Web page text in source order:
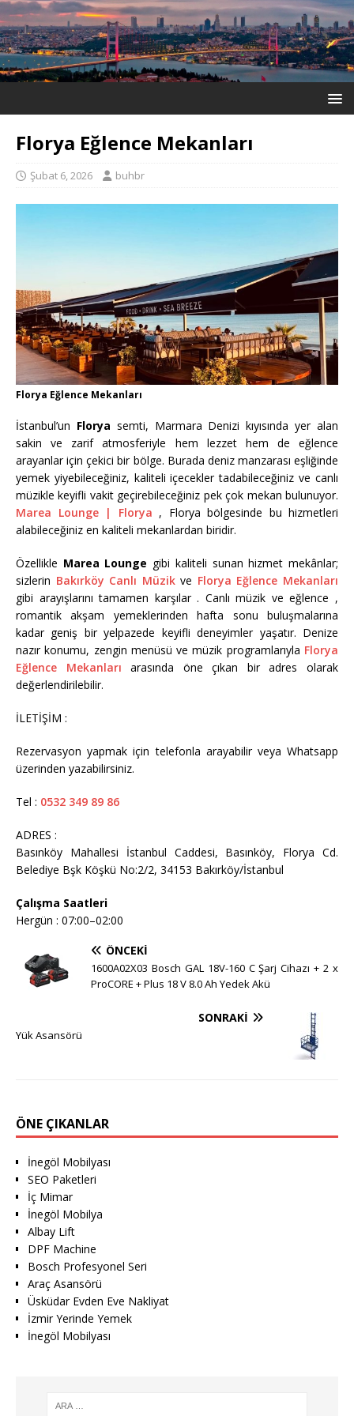
Florya Eğlence Mekanları
Şubat 6, 2026 buhbr
Florya Eğlence Mekanları
İstanbul’un Florya semti, Marmara Denizi kıyısında yer alan
sakin ve zarif atmosferiyle hem lezzet hem de eğlence
arayanlar için çekici bir bölge. Burada deniz manzarası eşliğinde
yemek yiyebileceğiniz, kaliteli içecekler tadabileceğiniz ve canlı
müzikle keyifli vakit geçirebileceğiniz pek çok mekan bulunuyor.
Marea Lounge | Florya , Florya bölgesinde bu hizmetleri
alabileceğiniz en kaliteli mekanlardan biridir.
Özellikle Marea Lounge gibi kaliteli sunan hizmet mekânlar;
sizlerin Bakırköy Canlı Müzikve Florya Eğlence Mekanları
gibi arayışlarını tamamen karşılar . Canlı müzik ve eğlence ,
romantik akşam yemeklerinden hafta sonu buluşmalarına
kadar geniş bir yelpazede keyifli deneyimler yaşatır. Denize
nazır konumu, zengin menüsü ve müzik programlarıyla Florya
Eğlence Mekanları arasında öne çıkan bir adres olarak
değerlendirilebilir.
İLETİŞİM :
Rezervasyon yapmak için telefonla arayabilir veya Whatsapp
üzerinden yazabilirsiniz.
Tel : 0532 349 89 86
ADRES :
Basınköy Mahallesi İstanbul Caddesi, Basınköy, Florya Cd.
Belediye Bşk Köşkü No:2/2, 34153 Bakırköy/İstanbul
Çalışma Saatleri
Hergün : 07:00–02:00
ÖNCEKI
1600A02X03 Bosch GAL 18V-160 C Şarj Cihazı + 2 x
ProCORE + Plus 18 V 8.0 Ah Yedek Akü
SONRAKI
Yük Asansörü
ÖNE ÇIKANLAR
İnegöl Mobilyası
SEO Paketleri
İç Mimar
İnegöl Mobilya
Albay Lift
DPF Machine
Bosch Profesyonel Seri
Araç Asansörü
Üsküdar Evden Eve Nakliyat
İzmir Yerinde Yemek
İnegöl Mobilyası